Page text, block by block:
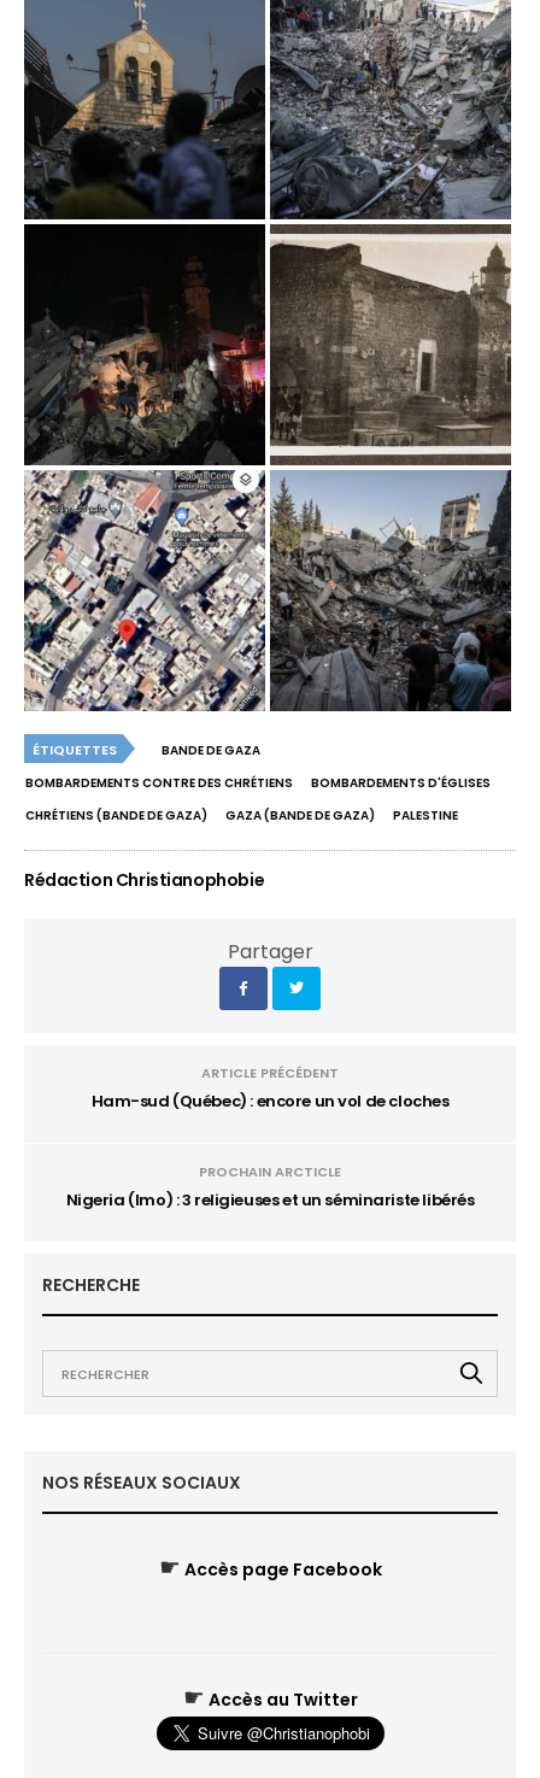
ÉTIQUETTES
BANDE DE GAZA
BOMBARDEMENTS CONTRE DES CHRÉTIENS
BOMBARDEMENTS D'ÉGLISES
CHRÉTIENS (BANDE DE GAZA)
GAZA (BANDE DE GAZA) PALESTINE
Rédaction Christianophobie
Partager
ARTICLE PRÉCÉDENT
Ham-sud (Québec) : encore un vol de cloches
PROCHAIN ARCTICLE
Nigeria (Imo) : 3 religieuses et un séminariste libérés
RECHERCHE
NOS RÉSEAUX SOCIAUX
☛ Accès page Facebook
☛ Accès au Twitter